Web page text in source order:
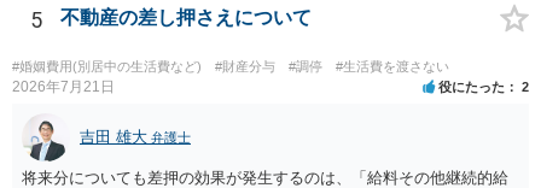
んぽに対して「夫に支払われる予定の傷病手当金をこちらに回してほ
しい」と直接差し押さえることは法律上できません。 一方で指定口座
に振り込まれた（着金した）瞬間、それは手当金ではなく「預金債
権」という扱いになります。 裁判所を介して銀行口座に対して差押命
のかを区別しません。そのため、口座に残高があれば差し押さえるこ
とができます。
5 不動産の差し押さえについて
#婚姻費用(別居中の生活費など) #財産分与 #調停 #生活費を渡さない
2026年7月21日 役にたった 2
吉田 雄大 弁護士
将来分についても差押の効果が発生するのは、「給料その他継続的給